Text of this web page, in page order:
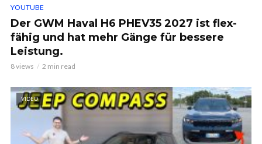
YOUTUBE
Der GWM Haval H6 PHEV35 2027 ist flex-
fähig und hat mehr Gänge für bessere
Leistung.
8 views 2 min read
VIDEO